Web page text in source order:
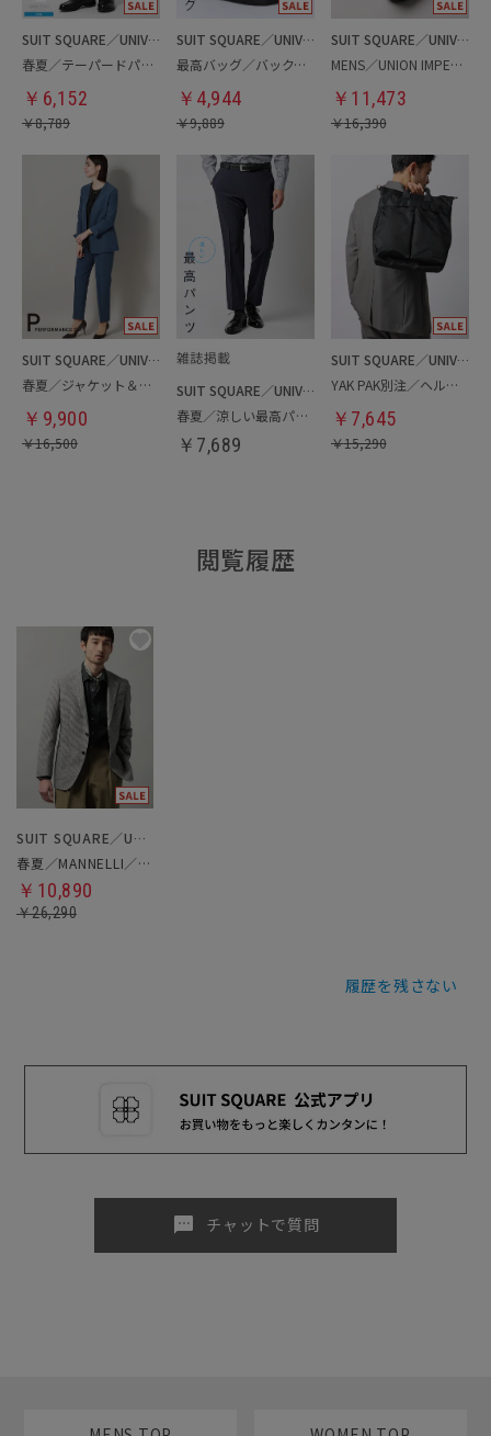
SUIT SQUARE／UNIVERSAL LANGUAGE
春夏／テーパードパンツ
￥ 6,152
￥8,789
SUIT SQUARE／UNIVERSAL LANGUAGE
最高バッグ／バックパック
￥ 4,944
￥9,889
SUIT SQUARE／UNIVERSAL LANGUAGE
MENS／UNION IMPERIAL監修／コインローファー
￥ 11,473
￥16,390
SUIT SQUARE／UNIVERSAL LANGUAGE／WHITE
春夏／ジャケット＆パンツセットアップ／洗濯ネット付き
￥ 9,900
￥16,500
SUIT SQUARE／UNIVERSAL LANGUAGE
春夏／涼しい最高パンツ
￥ 7,689
SUIT SQUARE／UNIVERSAL LANGUAGE
YAK PAK別注／ヘルメットバッグ
￥ 7,645
￥15,290
閲覧履歴
SUIT SQUARE／UNIVERSAL LANGUAGE
春夏／MANNELLI／ジャケット
￥10,890
￥26,290
履歴を残さない
sms チャットで質問